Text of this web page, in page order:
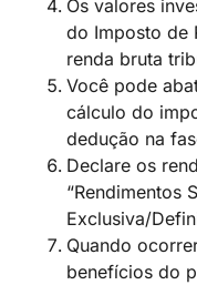
Os valores
do Imposto de
renda bruta
Você pode
cálculo do
dedução na
Declare os
“Rendimentos
Exclusiva/
Quando
benefícios do